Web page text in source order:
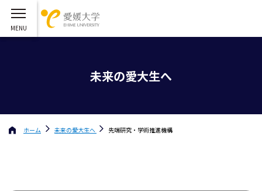
未来の愛大生へ
ホーム 未来の愛大生へ 先端研究・学術推進機構